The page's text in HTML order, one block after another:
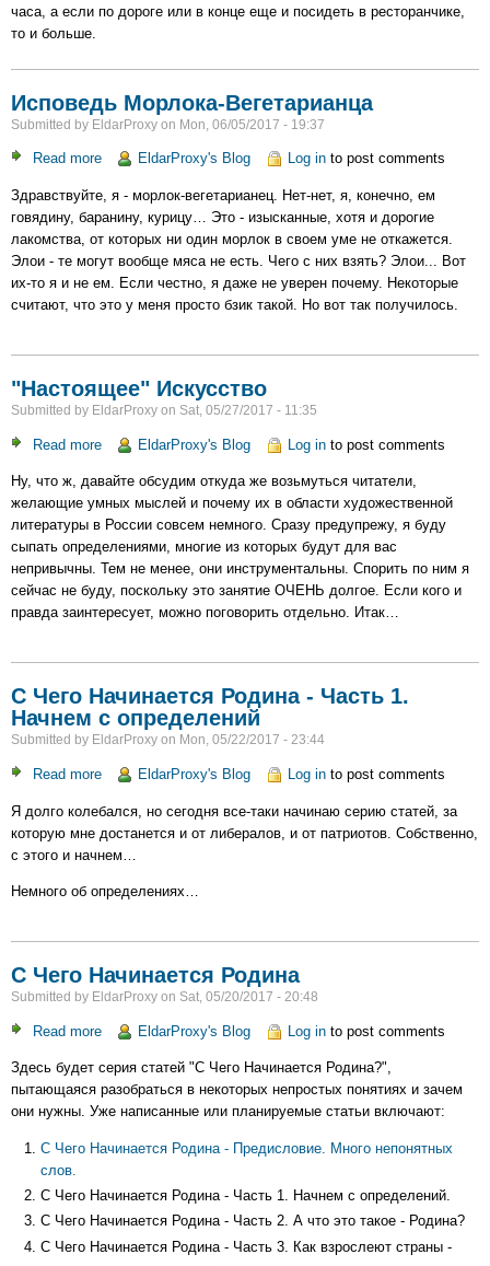
Третий:
часа, а если по дороге или в конце еще и посидеть в ресторанчике,
то и больше.
Исповедь Морлока-Вегетарианца
Submitted by EldarProxy on Mon, 06/05/2017 - 19:37
Read more about
Морлока-
Вегетарианца
EldarProxy's Blog Log into post comments
Здравствуйте, я - морлок-вегетарианец. Нет-нет, я, конечно, ем
говядину, баранину, курицу… Это - изысканные, хотя и дорогие
лакомства, от которых ни один морлок в своем уме не откажется.
Элои - те могут вообще мяса не есть. Чего с них взять? Элои... Вот
их-то я и не ем. Если честно, я даже не уверен почему. Некоторые
считают, что это у меня просто бзик такой. Но вот так получилось.
"Настоящее" Искусство
Submitted by EldarProxy on Sat, 05/27/2017 - 11:35
Read more about
Искусство
EldarProxy's Blog Log into post comments
Ну, что ж, давайте обсудим откуда же возьмуться читатели,
желающие умных мыслей и почему их в области художественной
литературы в России совсем немного. Сразу предупрежу, я буду
сыпать определениями, многие из которых будут для вас
непривычны. Тем не менее, они инструментальны. Спорить по ним я
сейчас не буду, поскольку это занятие ОЧЕНЬ долгое. Если кого и
правда заинтересует, можно поговорить отдельно. Итак…
С Чего Начинается Родина - Часть 1.
Начнем с определений
Submitted by EldarProxy on Mon, 05/22/2017 - 23:44
Read more about
Чего
Начинается
Родина
с
определений
EldarProxy's Blog Log into post comments
Я долго колебался, но сегодня все-таки начинаю серию статей, за
которую мне достанется и от либералов, и от патриотов. Собственно,
с этого и начнем…
Немного об определениях…
С Чего Начинается Родина
Submitted by EldarProxy on Sat, 05/20/2017 - 20:48
Read more about
Чего
Начинается
Родина
EldarProxy's Blog Log into post comments
Здесь будет серия статей "С Чего Начинается Родина?",
пытающаяся разобраться в некоторых непростых понятиях и зачем
они нужны. Уже написанные или планируемые статьи включают:
С Чего Начинается Родина - Предисловие. Много непонятных
слов.
С Чего Начинается Родина - Часть 1. Начнем с определений.
С Чего Начинается Родина - Часть 2. А что это такое - Родина?
С Чего Начинается Родина - Часть 3. Как взрослеют страны -